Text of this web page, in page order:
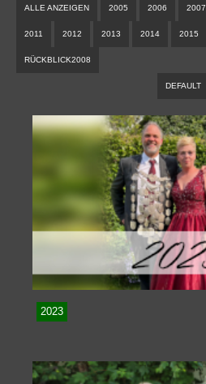
ALLE ANZEIGEN 2005 2006 2007
2011 2012 2013 2014 2015
RÜCKBLICK2008
DEFAULT
2023